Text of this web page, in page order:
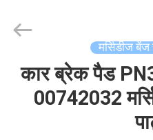
घर
PARTS
Reserved.
मर्सिडीज
कार ब्रेक पैड
00742032